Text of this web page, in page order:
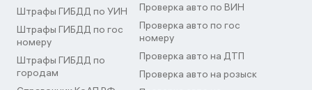
Штрафы ГИБДД по УИН
Штрафы ГИБДД по гос
номеру
Штрафы ГИБДД по
городам
Проверка авто по ВИН
Проверка авто по гос
номеру
Проверка авто на ДТП
Проверка авто на розыск